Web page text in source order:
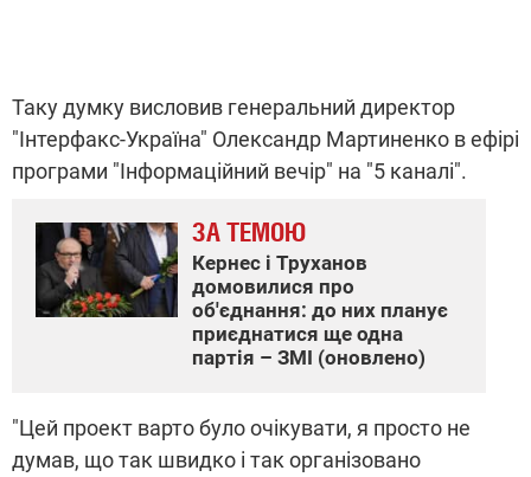
Таку думку висловив генеральний директор
"Інтерфакс-Україна" Олександр Мартиненко в ефірі
програми "Інформаційний вечір" на "5 каналі".
ЗА ТЕМОЮ
Кернес і Труханов
домовилися про
об'єднання: до них планує
приєднатися ще одна
партія – ЗМІ (оновлено)
"Цей проект варто було очікувати, я просто не
думав, що так швидко і так організовано